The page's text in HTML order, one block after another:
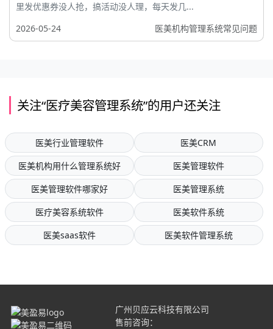
里发优惠券没人抢，搞活动没人理，每天发几...
2026-05-24
医美机构管理系统常见问题
关注“医疗美容管理系统”的用户还关注
医美行业管理软件
医美CRM
医美机构用什么管理系统好
医美管理软件
医美管理软件哪家好
医美管理系统
医疗美容系统软件
医美软件系统
医美saas软件
医美软件管理系统
广州贝应云科技有限公司
售前咨询：